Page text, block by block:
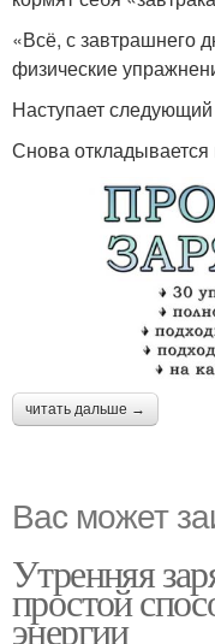
«Всё, с завтрашнего
физические
Наступает
Снова
читать дальше →
Вас может
Утренняя
простой
энергии